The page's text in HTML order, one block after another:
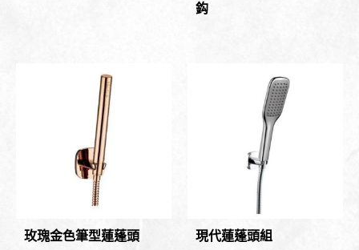
鈎
玫瑰金色筆型蓮蓬頭 現代蓮蓬頭組